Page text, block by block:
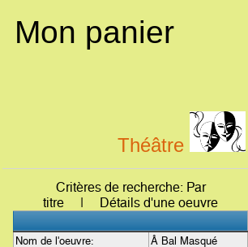
Mon panier
Théâtre
Critères de recherche: Par
titre | Détails d'une oeuvre
Nom de l'oeuvre:
Â Bal Masqué